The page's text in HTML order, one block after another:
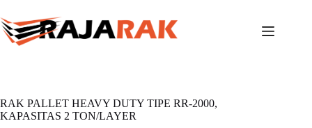
to
content
RAK PALLET HEAVY DUTY TIPE RR-2000,
KAPASITAS 2 TON/LAYER